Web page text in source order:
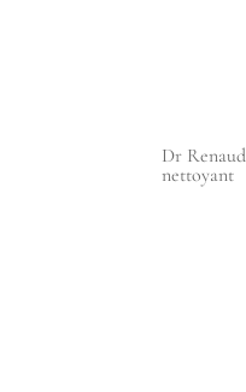
Dr
nettoyant